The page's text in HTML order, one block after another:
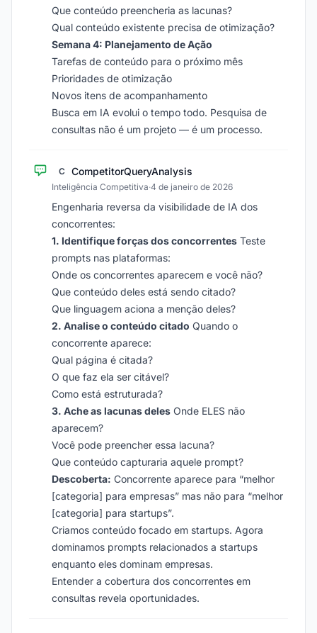
Que conteúdo preencheria as lacunas?
Qual conteúdo existente precisa de otimização?
Semana 4: Planejamento de Ação
Tarefas de conteúdo para o próximo mês
Prioridades de otimização
Novos itens de acompanhamento
Busca em IA evolui o tempo todo. Pesquisa de
consultas não é um projeto — é um processo.
C CompetitorQueryAnalysis
Inteligência Competitiva·4 de janeiro de 2026
Engenharia reversa da visibilidade de IA dos
concorrentes:
1. Identifique forças dos concorrentes Teste
prompts nas plataformas:
Onde os concorrentes aparecem e você não?
Que conteúdo deles está sendo citado?
Que linguagem aciona a menção deles?
2. Analise o conteúdo citado Quando o
concorrente aparece:
Qual página é citada?
O que faz ela ser citável?
Como está estruturada?
3. Ache as lacunas deles Onde ELES não
aparecem?
Você pode preencher essa lacuna?
Que conteúdo capturaria aquele prompt?
Descoberta: Concorrente aparece para “melhor
[categoria] para empresas” mas não para “melhor
[categoria] para startups”.
Criamos conteúdo focado em startups. Agora
dominamos prompts relacionados a startups
enquanto eles dominam empresas.
Entender a cobertura dos concorrentes em
consultas revela oportunidades.